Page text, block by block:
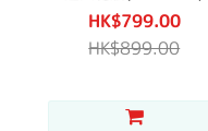
HK$799.00
HK$899.00